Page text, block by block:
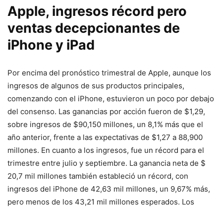
Apple, ingresos récord pero
ventas decepcionantes de
iPhone y iPad
Por encima del pronóstico trimestral de Apple, aunque los
ingresos de algunos de sus productos principales,
comenzando con el iPhone, estuvieron un poco por debajo
del consenso. Las ganancias por acción fueron de $1,29,
sobre ingresos de $90,150 millones, un 8,1% más que el
año anterior, frente a las expectativas de $1,27 a 88,900
millones. En cuanto a los ingresos, fue un récord para el
trimestre entre julio y septiembre. La ganancia neta de $
20,7 mil millones también estableció un récord, con
ingresos del iPhone de 42,63 mil millones, un 9,67% más,
pero menos de los 43,21 mil millones esperados. Los